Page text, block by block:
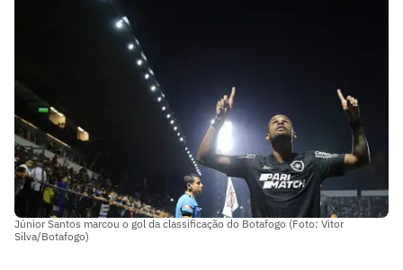
Júnior Santos marcou o gol da classificação do Botafogo (Foto: Vitor
Silva/Botafogo)